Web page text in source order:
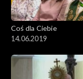
Coś dla Ciebie
14.06.2019